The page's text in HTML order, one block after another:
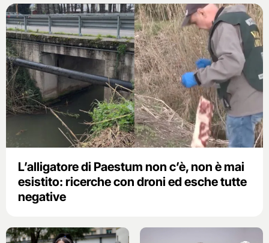
L’alligatore di Paestum non c’è, non è mai
esistito: ricerche con droni ed esche tutte
negative